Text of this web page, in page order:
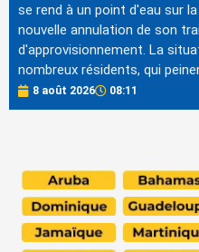
se rend à un point d'eau sur
nouvelle annulation de son
d'approvisionnement. La
nombreux résidents, qui
8 août 2026 08:11